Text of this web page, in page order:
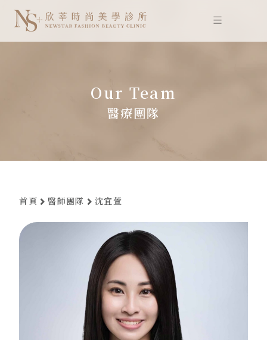
要
Our Team
醫療團隊
首頁 醫師團隊 沈宜萱